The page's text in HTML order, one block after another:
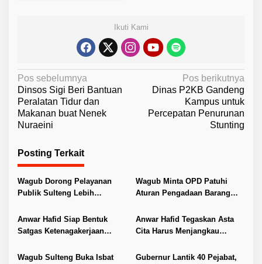
Ikuti Kami
N
a
v
i
g
a
s
i
p
o
Pos sebelumnya
Dinsos Sigi Beri Bantuan
Peralatan Tidur dan
Makanan buat Nenek
Nuraeini
Pos berikutnya
Dinas P2KB Gandeng
Kampus untuk
Percepatan Penurunan
Stunting
Posting Terkait
Wagub Dorong Pelayanan
Publik Sulteng Lebih
Wagub Minta OPD Patuhi
Aturan Pengadaan Barang
Anwar Hafid Siap Bentuk
Satgas Ketenagakerjaan
Anwar Hafid Tegaskan Asta
Cita Harus Menjangkau
Wagub Sulteng Buka Isbat
Gubernur Lantik 40 Pejabat,